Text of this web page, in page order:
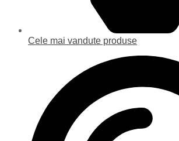
Cele mai vandute produse